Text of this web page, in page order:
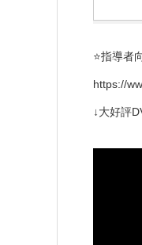
⭐️指導者
https://
↓大好評